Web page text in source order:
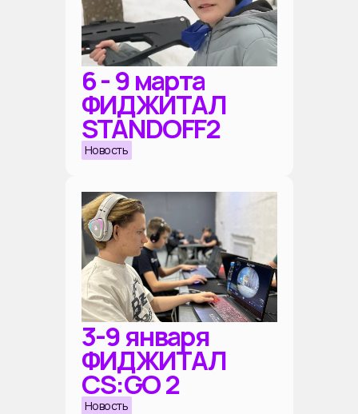
6 - 9 марта
ФИДЖИТАЛ
STANDOFF2
Новость
3-9 января
ФИДЖИТАЛ
CS:GO 2
Новость